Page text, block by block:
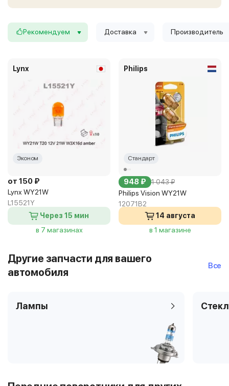
Рекомендуем Доставка Производитель
Lynx
Эконом
от 150 ₽
Lynx WY21W
L15521Y
Через 15 мин
в 7 магазинах
Philips
Стандарт
948 ₽ 1 043 ₽
Philips Vision WY21W
12071B2
14 августа
в 1 магазине
Другие запчасти для вашего
автомобиля
Все
Лампы